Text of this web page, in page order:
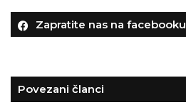
Zapratite nas na facebooku
Povezani članci